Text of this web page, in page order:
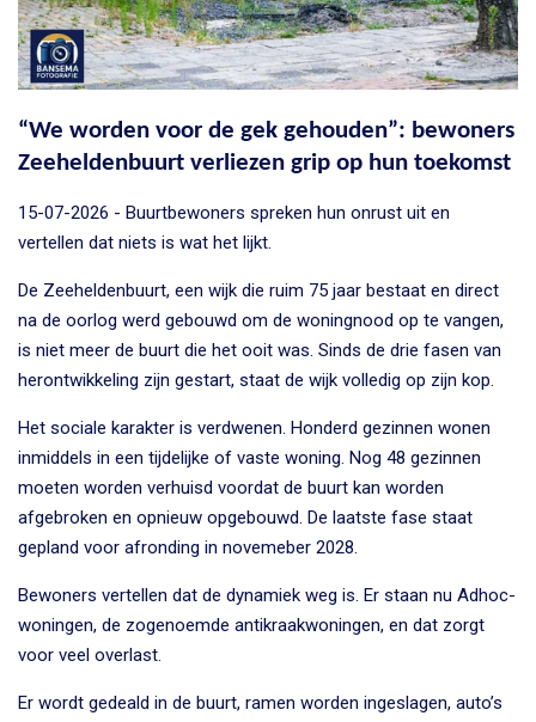
“We worden voor de gek gehouden”: bewoners
Zeeheldenbuurt verliezen grip op hun toekomst
15-07-2026 - Buurtbewoners spreken hun onrust uit en
vertellen dat niets is wat het lijkt.
De Zeeheldenbuurt, een wijk die ruim 75 jaar bestaat en direct
na de oorlog werd gebouwd om de woningnood op te vangen,
is niet meer de buurt die het ooit was. Sinds de drie fasen van
herontwikkeling zijn gestart, staat de wijk volledig op zijn kop.
Het sociale karakter is verdwenen. Honderd gezinnen wonen
inmiddels in een tijdelijke of vaste woning. Nog 48 gezinnen
moeten worden verhuisd voordat de buurt kan worden
afgebroken en opnieuw opgebouwd. De laatste fase staat
gepland voor afronding in novemeber 2028.
Bewoners vertellen dat de dynamiek weg is. Er staan nu Adhoc-
woningen, de zogenoemde antikraakwoningen, en dat zorgt
voor veel overlast.
Er wordt gedeald in de buurt, ramen worden ingeslagen, auto’s